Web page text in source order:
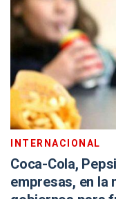
INTERNACIONAL
Coca-Cola,
empresas, en la